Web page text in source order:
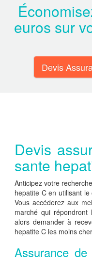
euros sur
Devis
Devis
sante
Anticipez votre
hepatite C en utilisant
Vous accéderez aux
marché qui
alors demander à
hepatite C les moins
Assurance